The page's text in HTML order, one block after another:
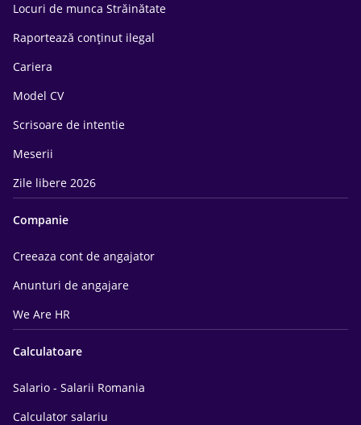
Locuri de munca Străinătate
Raportează conținut ilegal
Cariera
Model CV
Scrisoare de intentie
Meserii
Zile libere 2026
Companie
Creeaza cont de angajator
Anunturi de angajare
We Are HR
Calculatoare
Salario - Salarii Romania
Calculator salariu